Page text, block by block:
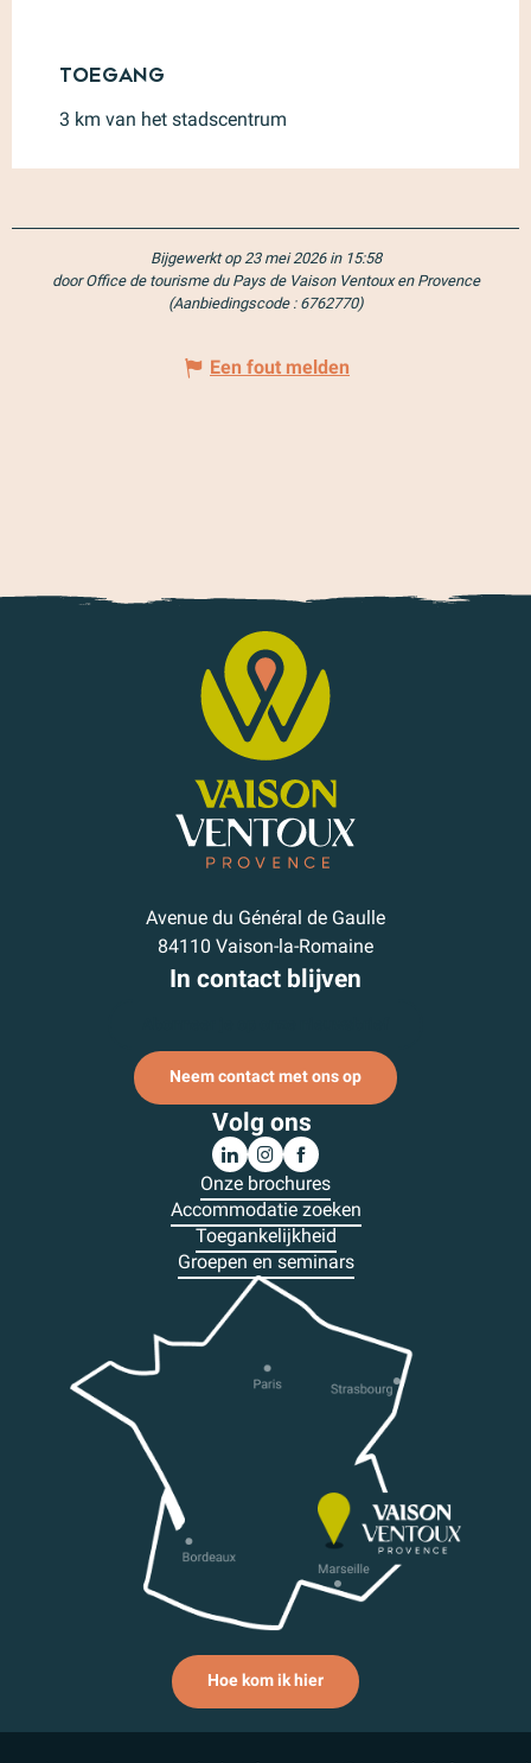
Toegang
Toegang
3 km van het stadscentrum
Bijgewerkt op 23 mei 2026 in 15:58
door Office de tourisme du Pays de Vaison Ventoux en Provence
(Aanbiedingscode : 6762770)
Een fout melden
Avenue du Général de Gaulle
84110 Vaison-la-Romaine
In contact blijven
Neem contact met ons op
Volg ons
Onze brochures
Accommodatie zoeken
Toegankelijkheid
Groepen en seminars
Hoe kom ik hier